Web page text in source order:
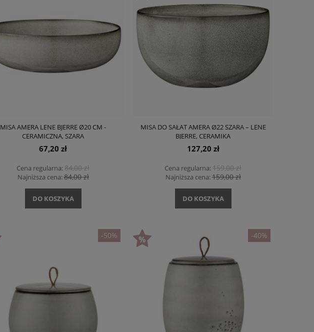
MISA AMERA LENE BJERRE Ø20 CM -
CERAMICZNA, SZARA
67,20 zł
Cena regularna:84,00 zł
Najniższa cena:84,00 zł
DO KOSZYKA
MISA DO SAŁAT AMERA Ø22 SZARA – LENE
BJERRE, CERAMIKA
127,20 zł
Cena regularna:159,00 zł
Najniższa cena:159,00 zł
DO KOSZYKA
-50% -40%